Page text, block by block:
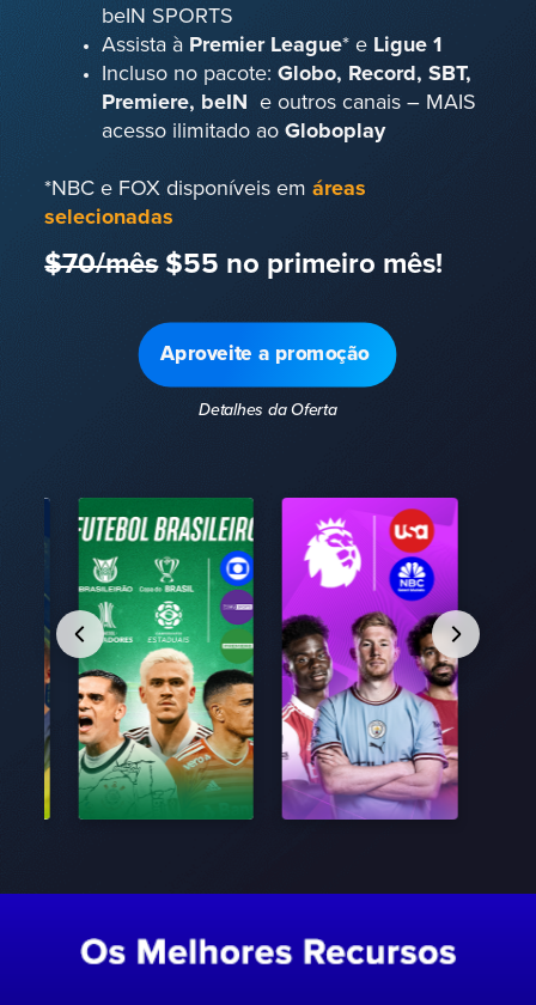
beIN SPORTS
Assista à Premier League* e Ligue 1
Incluso no pacote:Globo, Record, SBT,
Premiere, beIN
e outros canais – MAIS
acesso ilimitado aoGloboplay
*NBC e FOX disponíveis emáreas
selecionadas
$70/mês$55 no primeiro mês!
Aproveite a promoção
Detalhes da Oferta